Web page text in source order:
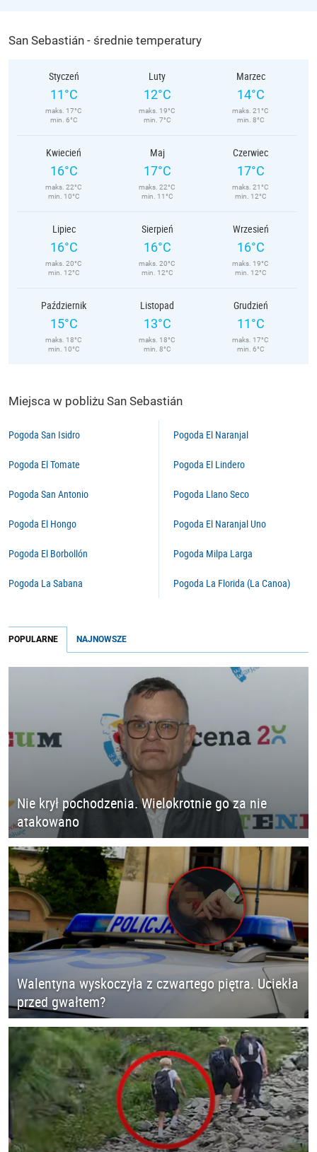
San Sebastián - średnie temperatury
Styczeń
11°C
maks. 17°C
min. 6°C
Luty
12°C
maks. 19°C
min. 7°C
Marzec
14°C
maks. 21°C
min. 8°C
Kwiecień
16°C
maks. 22°C
min. 10°C
Maj
17°C
maks. 22°C
min. 11°C
Czerwiec
17°C
maks. 21°C
min. 12°C
Lipiec
16°C
maks. 20°C
min. 12°C
Sierpień
16°C
maks. 20°C
min. 12°C
Wrzesień
16°C
maks. 19°C
min. 12°C
Październik
15°C
maks. 18°C
min. 10°C
Listopad
13°C
maks. 18°C
min. 8°C
Grudzień
11°C
maks. 17°C
min. 6°C
Miejsca w pobliżu San Sebastián
Pogoda San Isidro
Pogoda El Tomate
Pogoda San Antonio
Pogoda El Hongo
Pogoda El Borbollón
Pogoda La Sabana
Pogoda El Naranjal
Pogoda El Lindero
Pogoda Llano Seco
Pogoda El Naranjal Uno
Pogoda Milpa Larga
Pogoda La Florida (La Canoa)
POPULARNE NAJNOWSZE
Nie krył pochodzenia. Wielokrotnie go za nie
atakowano
Walentyna wyskoczyła z czwartego piętra. Uciekła
przed gwałtem?